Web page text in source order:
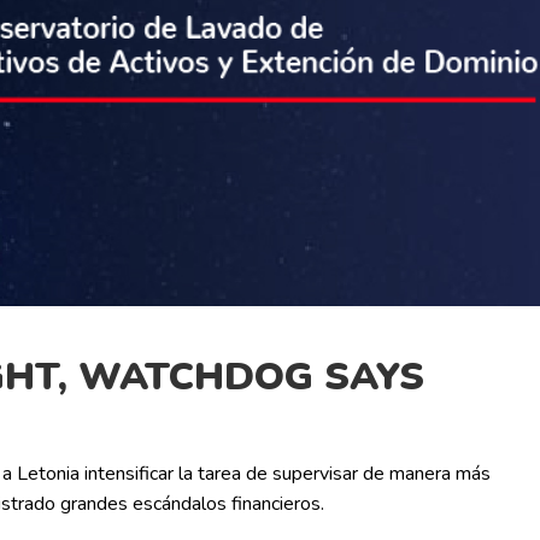
WATCHDOG SAYS
intensificar la tarea de supervisar de manera más
grandes escándalos financieros.